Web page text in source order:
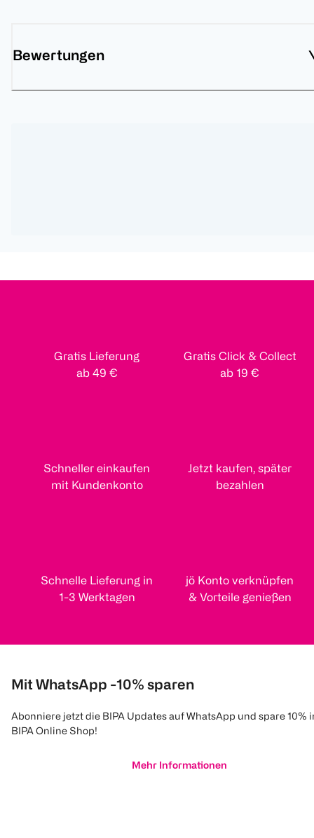
Bewertungen
Gratis Lieferung
ab 49 €
Gratis Click & Collect
ab 19 €
Schneller einkaufen
mit Kundenkonto
Jetzt kaufen, später
bezahlen
Schnelle Lieferung in
1-3 Werktagen
jö Konto verknüpfen
& Vorteile genießen
Mit WhatsApp -10% sparen
Abonniere jetzt die BIPA Updates auf WhatsApp und spare 10%
BIPA Online Shop!
Mehr Informationen